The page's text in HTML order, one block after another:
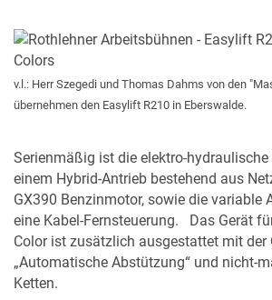
v.l.: Herr Szegedi und Thomas Dahms von den
übernehmen den Easylift R210 in Eberswalde.
Serienmäßig ist die elektro-
einem Hybrid-Antrieb bestehend aus
GX390 Benzinmotor, sowie die variable
eine Kabel-Fernsteuerung. Das Gerät
Color ist zusätzlich ausgestattet mit der
„Automatische Abstützung“ und nicht-
Ketten.